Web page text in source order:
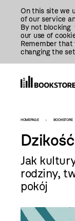
On this site we
of our service
By not blocking
our use of
Remember that
changing the
-
szablon
HOMEPAGE BOOKSTORE
Dzikość
Jak
rodziny,
pokój